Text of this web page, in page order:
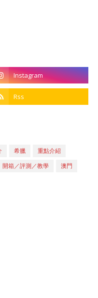
希臘
重點介紹
開箱／評測／教學
澳門